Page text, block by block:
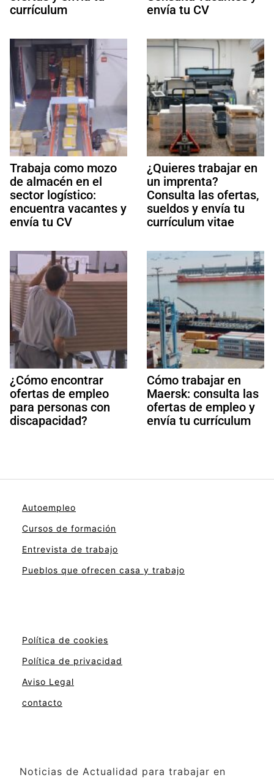
currículum
envía tu CV
Trabaja como mozo
de almacén en el
sector logístico:
encuentra vacantes y
envía tu CV
¿Quieres trabajar en
un imprenta?
Consulta las ofertas,
sueldos y envía tu
currículum vitae
¿Cómo encontrar
ofertas de empleo
para personas con
discapacidad?
Cómo trabajar en
Maersk: consulta las
ofertas de empleo y
envía tu currículum
Autoempleo
Cursos de formación
Entrevista de trabajo
Pueblos que ofrecen casa y trabajo
Política de cookies
Política de privacidad
Aviso Legal
contacto
Noticias de Actualidad para trabajar en